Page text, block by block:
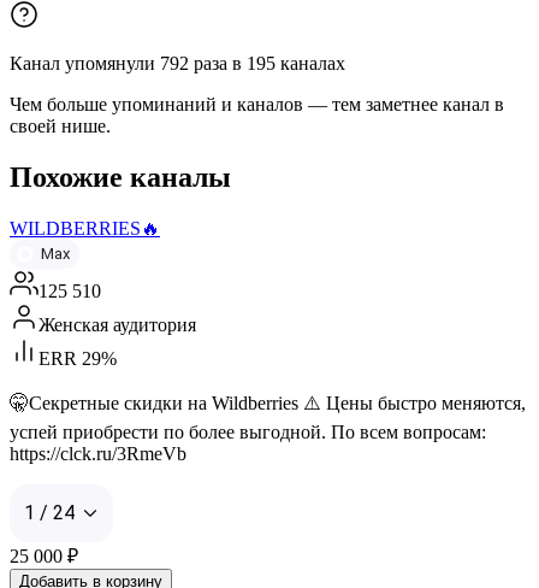
Канал упомянули 792 раза в 195 каналах
Чем больше упоминаний и каналов — тем заметнее канал в
своей нише.
Похожие каналы
WILDBERRIES🔥
Max
125 510
Женская аудитория
ERR 29%
🤫Секретные скидки на Wildberries ⚠️ Цены быстро меняются,
успей приобрести по более выгодной. По всем вопросам:
https://clck.ru/3RmeVb
1 / 24
25 000 ₽
Добавить в корзину